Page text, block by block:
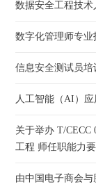
数据安全工程技术
数字化管理师专业
信息安全测试员培
人工智能（AI）应
关于举办 T/CECC
工程 师任职能力
由中国电子商会